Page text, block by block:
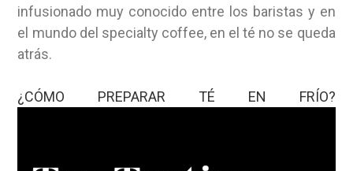
infusionado muy conocido entre los baristas y en
el mundo del specialty coffee, en el té no se queda
atrás.
¿CÓMO PREPARAR TÉ EN FRÍO?